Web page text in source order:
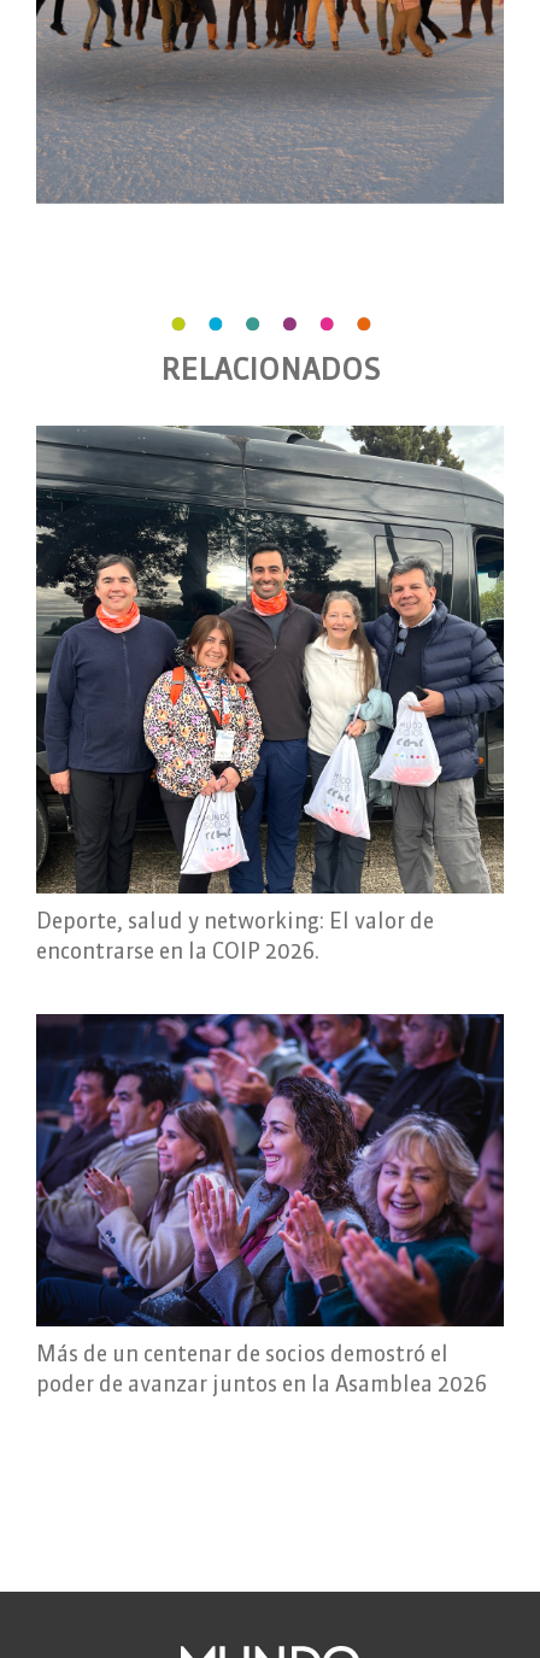
RELACIONADOS
Deporte, salud y networking: El valor de
encontrarse en la COIP 2026.
Más de un centenar de socios demostró el
poder de avanzar juntos en la Asamblea 2026